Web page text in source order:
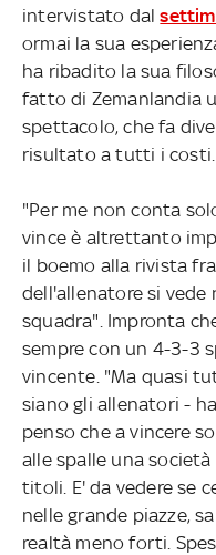
intervistato dal
ormai la sua
ha ribadito la sua
fatto di Zemanlandia
spettacolo, che fa
risultato a tutti i costi.
"Per me non conta
vince è altrettanto
il boemo alla rivista
dell'allenatore si vede
squadra". Impronta
sempre con un 4-3-3
vincente. "Ma quasi
siano gli allenatori -
penso che a vincere
alle spalle una
titoli. E' da vedere se
nelle grande piazze,
realtà meno forti.